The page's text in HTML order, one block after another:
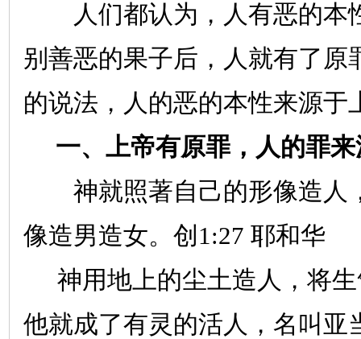
人们都认为，人有恶的本
别善恶的果子后，人就有了原
的说法，人的恶的本性来源于
一、上帝有原罪，人的罪
神就照著自己的形像造人
像造男造女。创 1:27 耶和华
神用地上的尘土造人，将
他就成了有灵的活人，名叫亚